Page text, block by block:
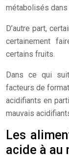
métabolisés dans
D’autre part,
certainement
certains fruits.
Dans ce qui
facteurs de
acidifiants en
mauvais
Les
acide à au